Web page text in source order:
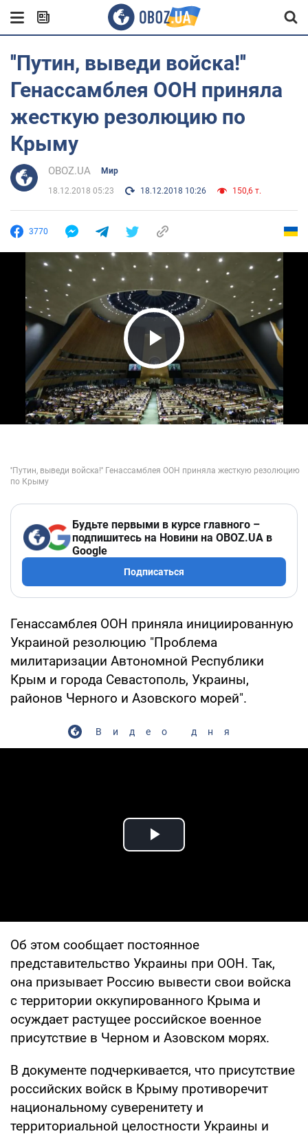
''Путин, выведи войска!''
Генассамблея ООН приняла
жесткую резолюцию по
Крыму
OBOZ.UA Мир
18.12.2018 05:23 18.12.2018 10:26 150,6 т.
3770
Play Video
Будьте первыми в курсе главного –
подпишитесь на Новини на OBOZ.UA в
Google
Подписаться
Генассамблея ООН приняла инициированную
Украиной резолюцию "Проблема
милитаризации Автономной Республики
Крым и города Севастополь, Украины,
районов Черного и Азовского морей".
Видео дня
Play Video
Об этом сообщает постоянное
представительство Украины при ООН. Так,
она призывает Россию вывести свои войска
с территории оккупированного Крыма и
осуждает растущее российское военное
присутствие в Черном и Азовском морях.
В документе подчеркивается, что присутствие
российских войск в Крыму противоречит
национальному суверенитету и
территориальной целостности Украины и